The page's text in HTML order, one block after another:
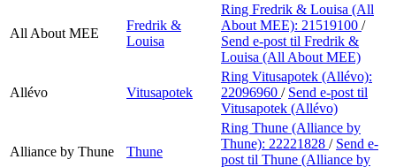
All About MEE
Fredrik &
Louisa
Ring Fredrik & Louisa (All
About MEE): 21519100 /
Send e-post til Fredrik &
Louisa (All About MEE)
Allévo Vitusapotek
Ring Vitusapotek (Allévo):
22096960 / Send e-post til
Vitusapotek (Allévo)
Alliance by Thune Thune
Ring Thune (Alliance by
Thune): 22221828 / Send e-
post til Thune (Alliance by